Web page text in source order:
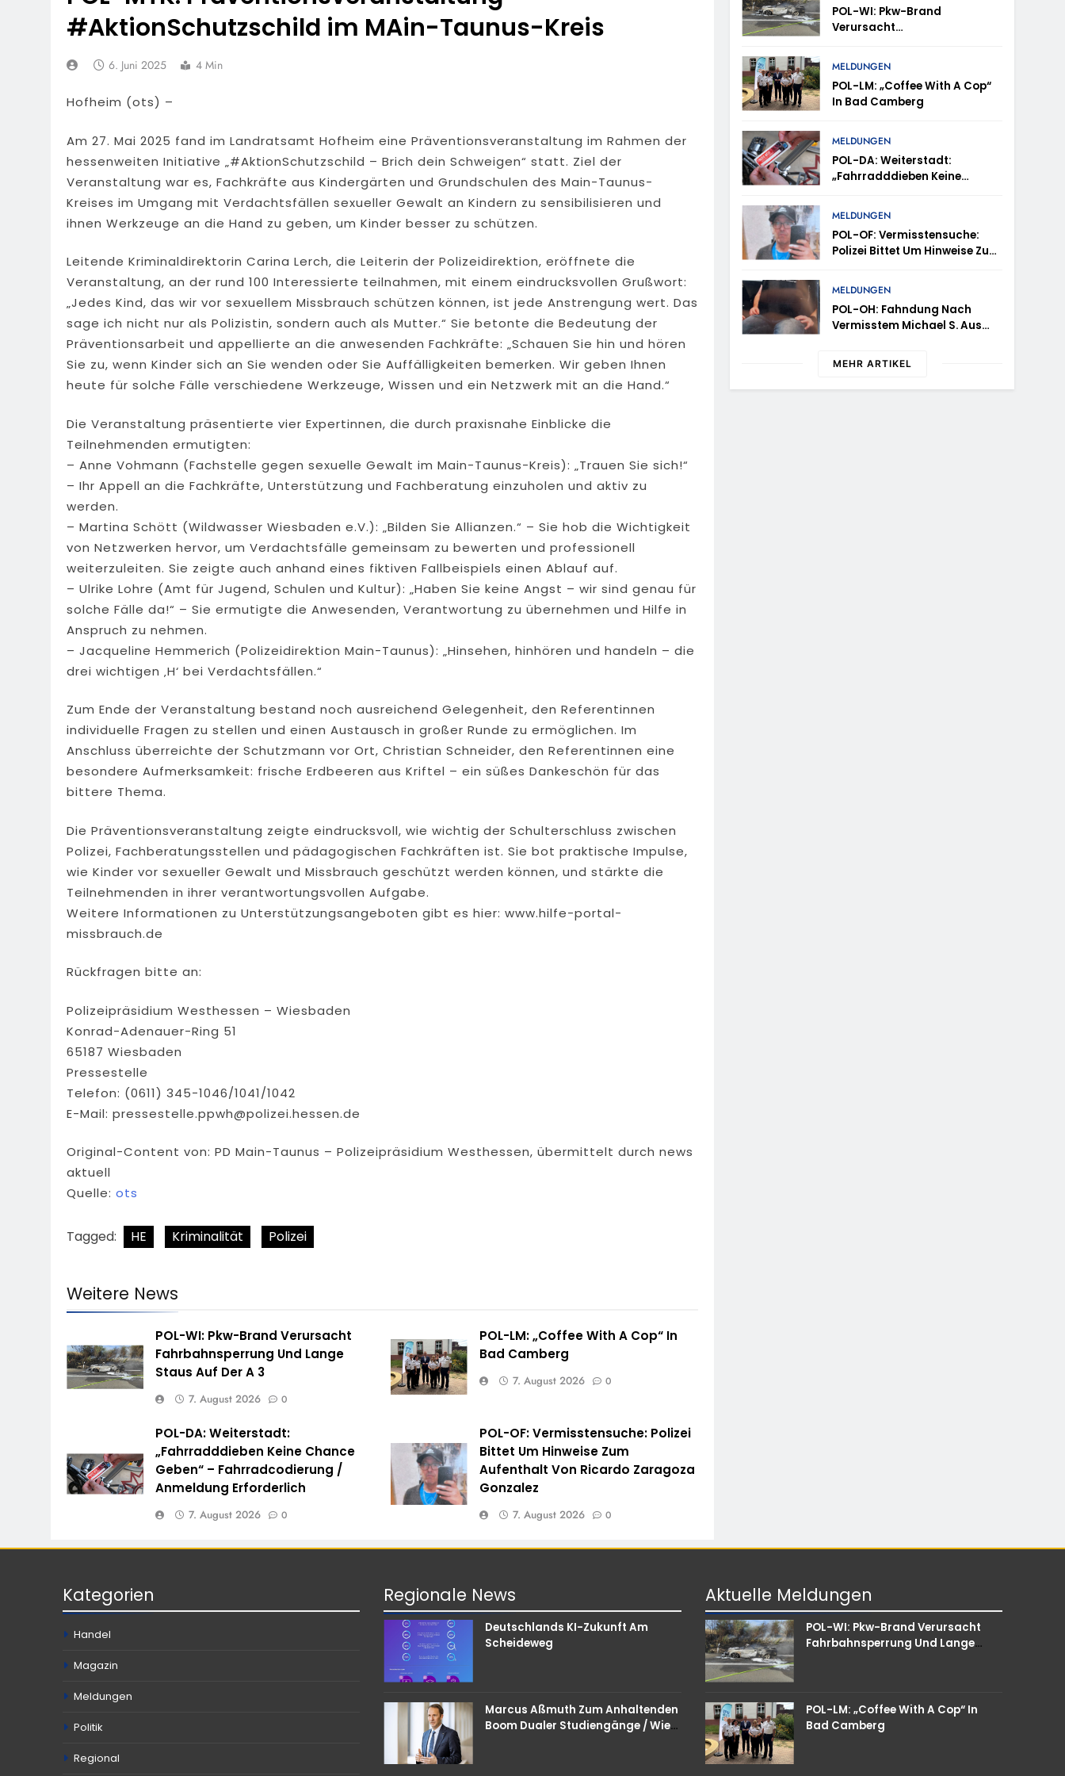
7. August 2026
POL-OH: Fahndung Nach Vermisstem Michael S. Aus Rotenburg A.d. Fulda
HZA-F: Frankfurter Finanzkontrolle Schwarzarbeit Führt An Drei Tagen Kontrollen Im Gastro- Und Sicherheitsgewerbe
Erhalten Spannende Einblicke In Die Polizeiarbeit
7. August 2026
Mittelhessen: MARBURG-BIEDENKOPF: Satz Räder Gefunden – Polizei Bittet Um Mithilfe
6. August 2026
POL-OH: Die Polizeistation Lauterbach Hat Einen Neuen Leiter: Amtseinführung Von Markus Höfer
POL-HR: Folgemeldung: 74-Jähriger Claus-Peter H. Weiterhin Vermisst – Erneute Veröffentlichung Eines Fotos
6. August 2026
#AktionSchutzschild im MAin-Taunus-Kreis
6. Juni 2025 4 Min
Hofheim (ots) –
Am 27. Mai 2025 fand im Landratsamt Hofheim eine Präventionsveranstaltung im Rahmen der
hessenweiten Initiative „#AktionSchutzschild – Brich dein Schweigen“ statt. Ziel der
Veranstaltung war es, Fachkräfte aus Kindergärten und Grundschulen des Main-Taunus-
Kreises im Umgang mit Verdachtsfällen sexueller Gewalt an Kindern zu sensibilisieren und
ihnen Werkzeuge an die Hand zu geben, um Kinder besser zu schützen.
Leitende Kriminaldirektorin Carina Lerch, die Leiterin der Polizeidirektion, eröffnete die
Veranstaltung, an der rund 100 Interessierte teilnahmen, mit einem eindrucksvollen Grußwort:
„Jedes Kind, das wir vor sexuellem Missbrauch schützen können, ist jede Anstrengung wert. Das
sage ich nicht nur als Polizistin, sondern auch als Mutter.“ Sie betonte die Bedeutung der
Präventionsarbeit und appellierte an die anwesenden Fachkräfte: „Schauen Sie hin und hören
Sie zu, wenn Kinder sich an Sie wenden oder Sie Auffälligkeiten bemerken. Wir geben Ihnen
heute für solche Fälle verschiedene Werkzeuge, Wissen und ein Netzwerk mit an die Hand.“
Die Veranstaltung präsentierte vier Expertinnen, die durch praxisnahe Einblicke die
Teilnehmenden ermutigten:
– Anne Vohmann (Fachstelle gegen sexuelle Gewalt im Main-Taunus-Kreis): „Trauen Sie sich!“
– Ihr Appell an die Fachkräfte, Unterstützung und Fachberatung einzuholen und aktiv zu
werden.
– Martina Schött (Wildwasser Wiesbaden e.V.): „Bilden Sie Allianzen.“ – Sie hob die Wichtigkeit
von Netzwerken hervor, um Verdachtsfälle gemeinsam zu bewerten und professionell
weiterzuleiten. Sie zeigte auch anhand eines fiktiven Fallbeispiels einen Ablauf auf.
– Ulrike Lohre (Amt für Jugend, Schulen und Kultur): „Haben Sie keine Angst – wir sind genau für
solche Fälle da!“ – Sie ermutigte die Anwesenden, Verantwortung zu übernehmen und Hilfe in
Anspruch zu nehmen.
– Jacqueline Hemmerich (Polizeidirektion Main-Taunus): „Hinsehen, hinhören und handeln – die
drei wichtigen ‚H‘ bei Verdachtsfällen.“
Zum Ende der Veranstaltung bestand noch ausreichend Gelegenheit, den Referentinnen
individuelle Fragen zu stellen und einen Austausch in großer Runde zu ermöglichen. Im
Anschluss überreichte der Schutzmann vor Ort, Christian Schneider, den Referentinnen eine
besondere Aufmerksamkeit: frische Erdbeeren aus Kriftel – ein süßes Dankeschön für das
bittere Thema.
Die Präventionsveranstaltung zeigte eindrucksvoll, wie wichtig der Schulterschluss zwischen
Polizei, Fachberatungsstellen und pädagogischen Fachkräften ist. Sie bot praktische Impulse,
wie Kinder vor sexueller Gewalt und Missbrauch geschützt werden können, und stärkte die
Teilnehmenden in ihrer verantwortungsvollen Aufgabe.
Weitere Informationen zu Unterstützungsangeboten gibt es hier: www.hilfe-portal-
missbrauch.de
Rückfragen bitte an:
Polizeipräsidium Westhessen – Wiesbaden
Konrad-Adenauer-Ring 51
65187 Wiesbaden
Pressestelle
Telefon: (0611) 345-1046/1041/1042
E-Mail: pressestelle.ppwh@polizei.hessen.de
Original-Content von: PD Main-Taunus – Polizeipräsidium Westhessen, übermittelt durch news
aktuell
Quelle: ots
Tagged: HE Kriminalität Polizei
Weitere News
POL-WI: Pkw-Brand Verursacht
Fahrbahnsperrung Und Lange
Staus Auf Der A 3
7. August 2026 0
POL-LM: „Coffee With A Cop“ In
Bad Camberg
7. August 2026 0
POL-DA: Weiterstadt:
„Fahrradddieben Keine Chance
Geben“ – Fahrradcodierung /
Anmeldung Erforderlich
7. August 2026 0
POL-OF: Vermisstensuche: Polizei
Bittet Um Hinweise Zum
Aufenthalt Von Ricardo Zaragoza
Gonzalez
7. August 2026 0
POL-WI: Pkw-Brand
Verursacht
MELDUNGEN
POL-LM: „Coffee With A Cop“
In Bad Camberg
MELDUNGEN
POL-DA: Weiterstadt:
„Fahrradddieben Keine
Fahrradcodierung /
Anmeldung Erforderlich
MELDUNGEN
POL-OF: Vermisstensuche:
Polizei Bittet Um Hinweise Zum
Zaragoza Gonzalez
MELDUNGEN
POL-OH: Fahndung Nach
Vermisstem Michael S. Aus
MEHR ARTIKEL
Kategorien
Handel
Magazin
Meldungen
Politik
Regional
Regionale News
Deutschlands KI-Zukunft Am
Scheideweg
Marcus Aßmuth Zum Anhaltenden
Boom Dualer Studiengänge / Wie
Aktuelle Meldungen
POL-WI: Pkw-Brand Verursacht
Fahrbahnsperrung Und Lange
POL-LM: „Coffee With A Cop“ In
Bad Camberg